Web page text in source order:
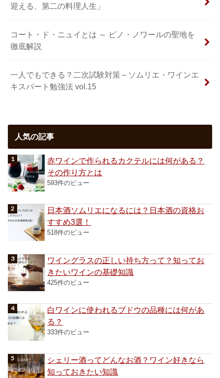
迎える、第二の料理人生」
コート・ド・ニュイとは ～ ピノ・ノワールの聖地を
徹底解説
一人でもできる？二次試験対策～ソムリエ・ワインエ
キスパート勉強法 vol.15
人気の記事
赤ワインで作られるカクテルには何がある？
その作り方とは
593件のビュー
日本酒ソムリエになるには？日本酒の資格お
すすめ3選！
518件のビュー
ワイングラスの正しい持ち方って？知ってお
きたいワインの基礎知識
425件のビュー
白ワインに使われるブドウの品種には何があ
る？
333件のビュー
シェリー酒ってどんなお酒？ワイン好きなら
知っておきたい知識